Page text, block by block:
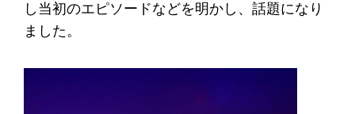
し当初のエピソードなどを明かし、話題になり
ました。